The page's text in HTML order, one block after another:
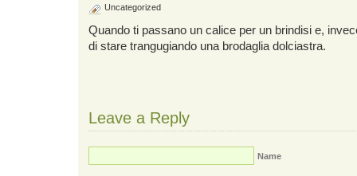
Uncategorized
Quando ti passano un calice per un brindisi e,
di stare trangugiando una brodaglia dolciastra.
Leave a Reply
Name